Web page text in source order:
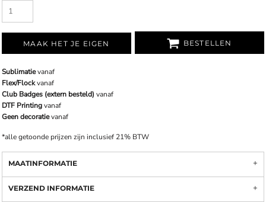
MAAK HET JE EIGEN BESTELLEN
Sublimatievanaf
Flex/Flockvanaf
Club Badges (extern besteld) vanaf
DTF Printingvanaf
Geen decoratievanaf
*alle getoonde prijzen zijn inclusief 21% BTW
MAATINFORMATIE
VERZEND INFORMATIE